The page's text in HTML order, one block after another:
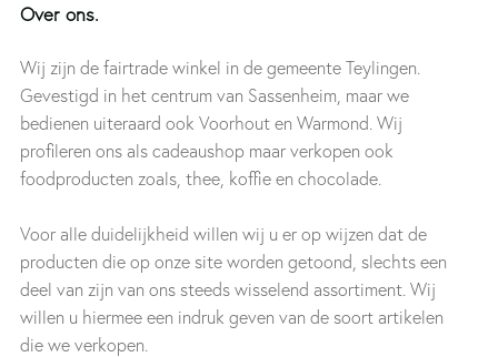
Over ons.
Wij zijn de fairtrade winkel in de gemeente Teylingen.
Gevestigd in het centrum van Sassenheim, maar we
bedienen uiteraard ook Voorhout en Warmond. Wij
profileren ons als cadeaushop maar verkopen ook
foodproducten zoals, thee, koffie en chocolade.
Voor alle duidelijkheid willen wij u er op wijzen dat de
producten die op onze site worden getoond, slechts een
deel van zijn van ons steeds wisselend assortiment. Wij
willen u hiermee een indruk geven van de soort artikelen
die we verkopen.